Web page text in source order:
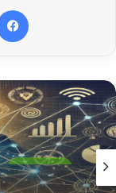
غير مصنف
2026-07-06